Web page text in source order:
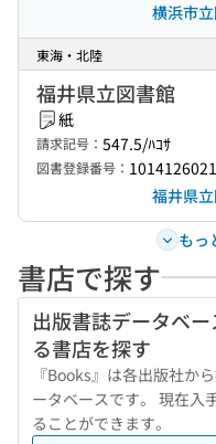
横浜市
東海・北陸
福井県立図書館
紙
請求記号： 547.5/ﾊｺｻ
図書登録番号： 1014126021
福井県
もっ
書店で探す
出版書誌データベー
る書店を探す
『Books』は各出版社か
ータベースです。 現在入
ることができます。